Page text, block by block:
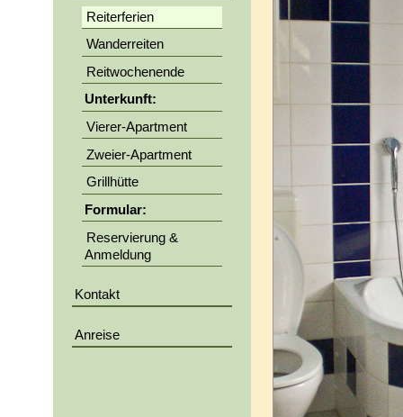
Reiterferien
Wanderreiten
Reitwochenende
Unterkunft:
Vierer-Apartment
Zweier-Apartment
Grillhütte
Formular:
Reservierung &
Anmeldung
Kontakt
Anreise